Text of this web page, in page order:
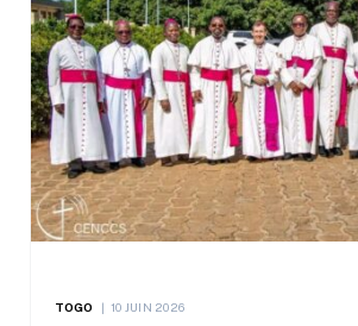
TOGO 10 JUIN 2026